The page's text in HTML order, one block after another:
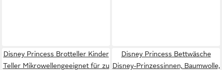
Disney Princess Brotteller Kinder
Teller Mikrowellengeeignet für zu
Disney Princess Bettwäsche
Disney-Prinzessinnen, Baumwolle,